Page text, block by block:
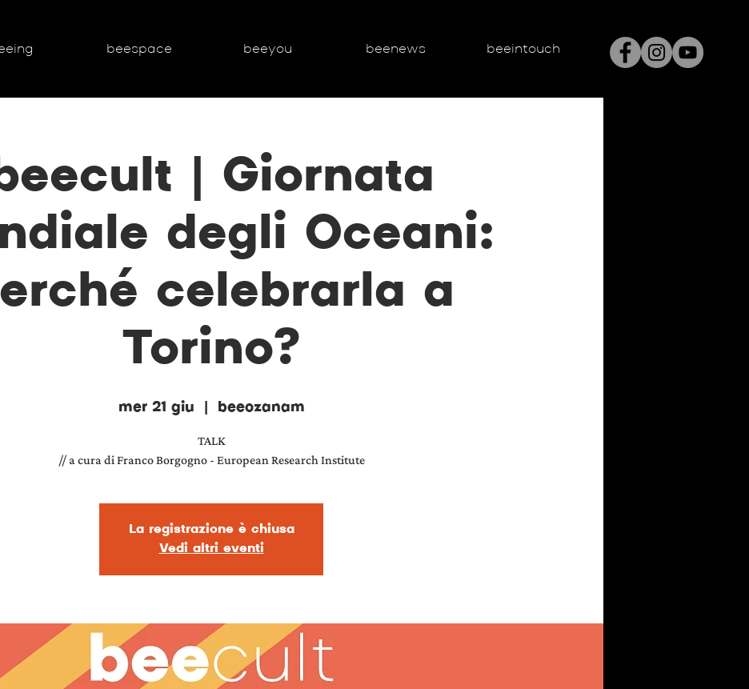
beespace beeyou beenews beeintouch
| Giornata
degli Oceani:
celebrarla a
Torino?
mer 21 giu beeozanam
TALK
// a cura di Franco Borgogno - European Research Institute
La registrazione è chiusa
Vedi altri eventi